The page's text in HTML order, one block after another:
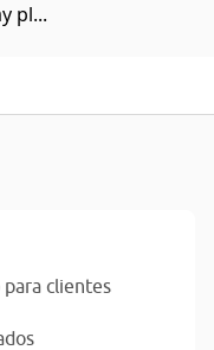
pl...
clientes